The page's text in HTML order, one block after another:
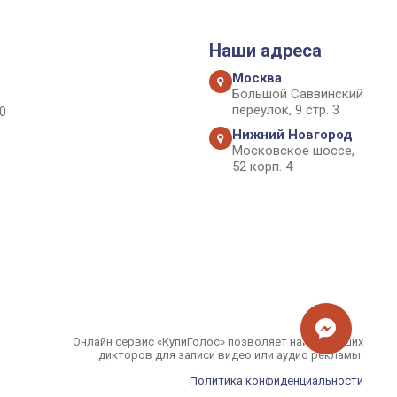
Наши адреса
Москва
Большой Саввинский
переулок, 9 стр. 3
Нижний Новгород
Московское шоссе,
52 корп. 4
Онлайн сервис «КупиГолос» позволяет найти лучших
дикторов для записи видео или аудио рекламы.
Политика конфиденциальности